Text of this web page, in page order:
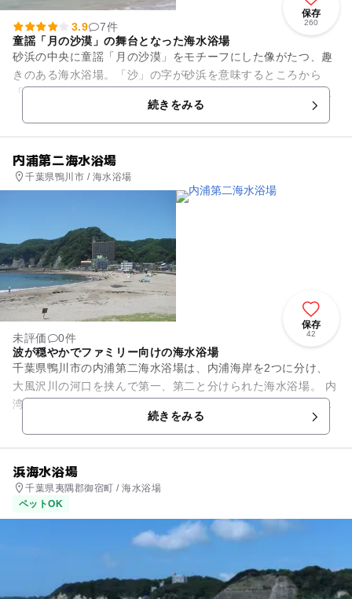
保存
260
3.9
7件
童謡「月の沙漠」の舞台となった海水浴場
砂浜の中央に童謡「月の沙漠」をモチーフにした像がたつ、趣
きのある海水浴場。「沙」の字が砂浜を意味するところから
「砂漠」ではなく「沙漠」と表記されているそうです。その歌
の通り、白くてきめの細かい砂...
続きをみる
内浦第二海水浴場
千葉県鴨川市 / 海水浴場
保存
42
未評価
0件
波が穏やかでファミリー向けの海水浴場
千葉県鴨川市の内浦第二海水浴場は、内浦海岸を2つに分け、
大風沢川の河口を挟んで第一、第二と分けられた海水浴場。 内
湾に位置するため、波が穏やかでファミリー向けの海水浴場に
続きをみる
浜海水浴場
千葉県夷隅郡御宿町 / 海水浴場
ペットOK